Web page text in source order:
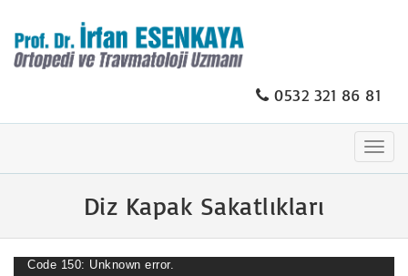
0532 321 86 81
Diz Kapak Sakatlıkları
Video
Code 150: Unknown error.